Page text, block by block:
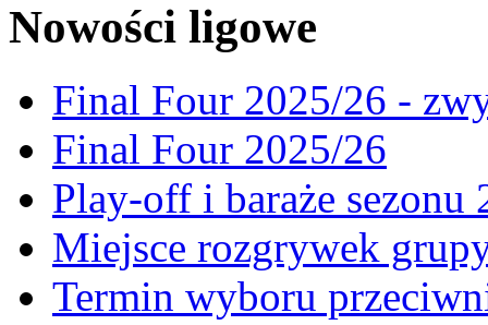
Nowości ligowe
Final Four 2025/26 -
Final Four 2025/26
Play-off i baraże sezonu
Miejsce rozgrywek
Termin wyboru